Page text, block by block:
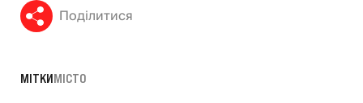
Поділитися
МІТКИМІСТО